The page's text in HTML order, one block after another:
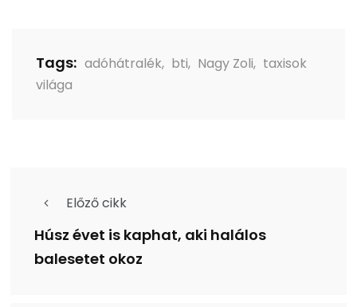
Tags: adóhátralék, bti, Nagy Zoli, taxisok
világa
Előző cikk
Húsz évet is kaphat, aki halálos
balesetet okoz